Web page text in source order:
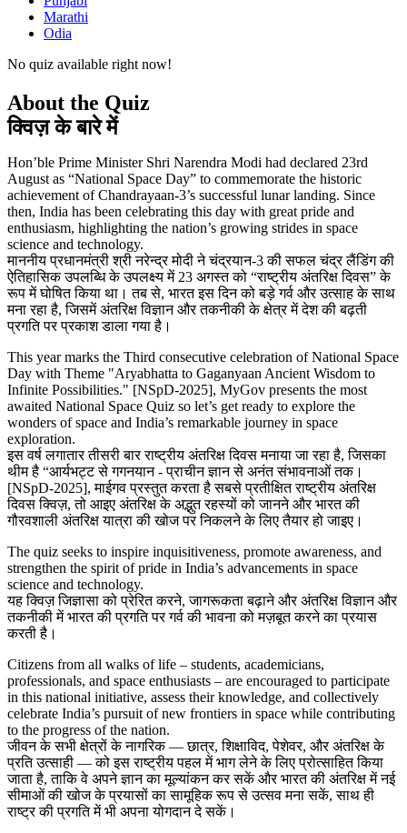
Marathi
Odia
No quiz available right now!
About the Quiz
क्विज़ के बारे में
Hon’ble Prime Minister Shri Narendra Modi had declared 23rd
August as “National Space Day” to commemorate the historic
achievement of Chandrayaan-3’s successful lunar landing. Since
then, India has been celebrating this day with great pride and
enthusiasm, highlighting the nation’s growing strides in space
science and technology.
माननीय प्रधानमंत्री श्री नरेन्द्र मोदी ने चंद्रयान-3 की सफल चंद्र लैंडिंग की
ऐतिहासिक उपलब्धि के उपलक्ष्य में 23 अगस्त को “राष्ट्रीय अंतरिक्ष दिवस” के
रूप में घोषित किया था। तब से, भारत इस दिन को बड़े गर्व और उत्साह के साथ
मना रहा है, जिसमें अंतरिक्ष विज्ञान और तकनीकी के क्षेत्र में देश की बढ़ती
प्रगति पर प्रकाश डाला गया है।
This year marks the Third consecutive celebration of National Space
Day with Theme "Aryabhatta to Gaganyaan Ancient Wisdom to
Infinite Possibilities." [NSpD-2025], MyGov presents the most
awaited National Space Quiz so let’s get ready to explore the
wonders of space and India’s remarkable journey in space
exploration.
इस वर्ष लगातार तीसरी बार राष्ट्रीय अंतरिक्ष दिवस मनाया जा रहा है, जिसका
थीम है “आर्यभट्ट से गगनयान - प्राचीन ज्ञान से अनंत संभावनाओं तक।
[NSpD-2025], माईगव प्रस्तुत करता है सबसे प्रतीक्षित राष्ट्रीय अंतरिक्ष
दिवस क्विज़, तो आइए अंतरिक्ष के अद्भुत रहस्यों को जानने और भारत की
गौरवशाली अंतरिक्ष यात्रा की खोज पर निकलने के लिए तैयार हो जाइए।
The quiz seeks to inspire inquisitiveness, promote awareness, and
strengthen the spirit of pride in India’s advancements in space
science and technology.
यह क्विज़ जिज्ञासा को प्रेरित करने, जागरूकता बढ़ाने और अंतरिक्ष विज्ञान और
तकनीकी में भारत की प्रगति पर गर्व की भावना को मज़बूत करने का प्रयास
करती है।
Citizens from all walks of life – students, academicians,
professionals, and space enthusiasts – are encouraged to participate
in this national initiative, assess their knowledge, and collectively
celebrate India’s pursuit of new frontiers in space while contributing
to the progress of the nation.
जीवन के सभी क्षेत्रों के नागरिक — छात्र, शिक्षाविद, पेशेवर, और अंतरिक्ष के
प्रति उत्साही — को इस राष्ट्रीय पहल में भाग लेने के लिए प्रोत्साहित किया
जाता है, ताकि वे अपने ज्ञान का मूल्यांकन कर सकें और भारत की अंतरिक्ष में नई
सीमाओं की खोज के प्रयासों का सामूहिक रूप से उत्सव मना सकें, साथ ही
राष्ट्र की प्रगति में भी अपना योगदान दे सकें।